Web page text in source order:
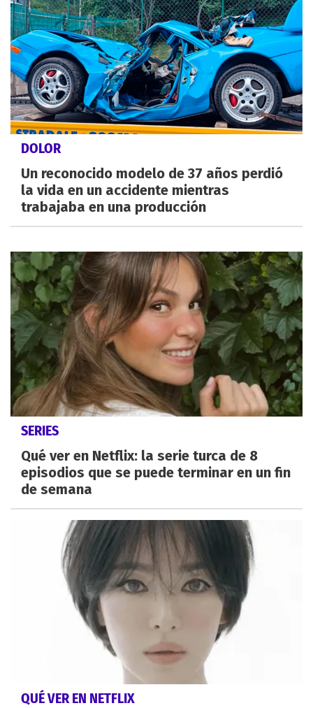
DOLOR
Un reconocido modelo de 37 años perdió
la vida en un accidente mientras
trabajaba en una producción
SERIES
Qué ver en Netflix: la serie turca de 8
episodios que se puede terminar en un fin
de semana
QUÉ VER EN NETFLIX